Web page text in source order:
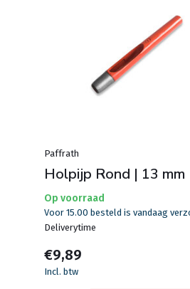
Paffrath
Holpijp Rond | 13 mm
Op voorraad
Voor 15.00 besteld is vandaag
Deliverytime
€9,89
Incl. btw